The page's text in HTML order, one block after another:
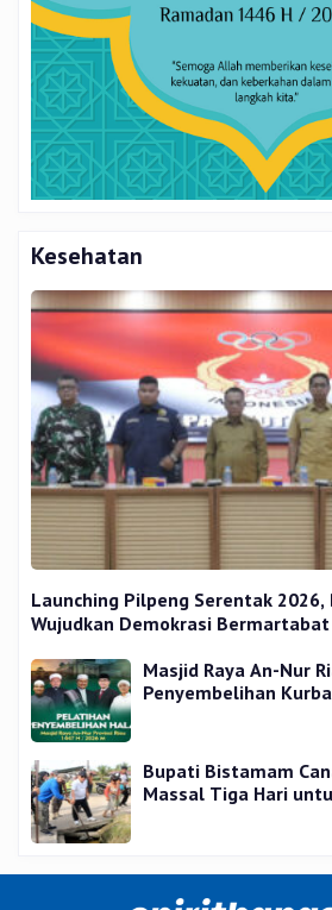
Kesehatan
Launching Pilpeng Serentak 2026,
Wujudkan Demokrasi Bermartabat
Masjid Raya An-Nur
Penyembelihan
Bupati Bistamam
Massal Tiga Hari